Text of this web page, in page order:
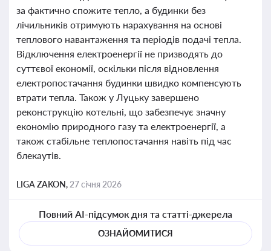
за фактично спожите тепло, а будинки без
лічильників отримують нарахування на основі
теплового навантаження та періодів подачі тепла.
Відключення електроенергії не призводять до
суттєвої економії, оскільки після відновлення
електропостачання будинки швидко компенсують
втрати тепла. Також у Луцьку завершено
реконструкцію котельні, що забезпечує значну
економію природного газу та електроенергії, а
також стабільне теплопостачання навіть під час
блекаутів.
LIGA ZAKON, 27 січня 2026
Повний AI-підсумок дня та статті-джерела
ОЗНАЙОМИТИСЯ